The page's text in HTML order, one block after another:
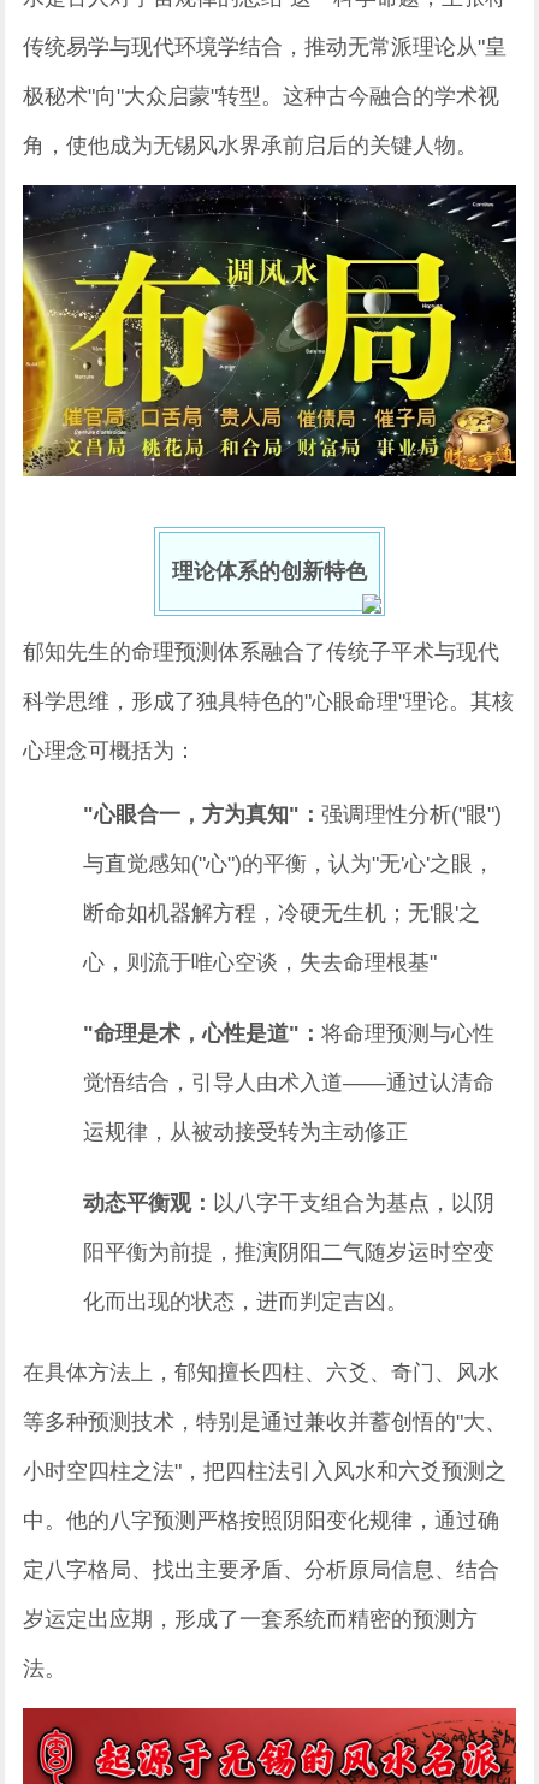
传统易学与现代环境学结合，推动无常派理论从"皇
极秘术"向"大众启蒙"转型。这种古今融合的学术视
角，使他成为无锡风水界承前启后的关键人物。
理论体系的创新特色
郁知先生的命理预测体系融合了传统子平术与现代
科学思维，形成了独具特色的"心眼命理"理论。其核
心理念可概括为：
"心眼合一，方为真知"：强调理性分析("眼")
与直觉感知("心")的平衡，认为"无'心'之眼，
断命如机器解方程，冷硬无生机；无'眼'之
心，则流于唯心空谈，失去命理根基"
"命理是术，心性是道"：将命理预测与心性
觉悟结合，引导人由术入道——通过认清命
运规律，从被动接受转为主动修正
动态平衡观： 以八字干支组合为基点，以阴
阳平衡为前提，推演阴阳二气随岁运时空变
化而出现的状态，进而判定吉凶。
在具体方法上，郁知擅长四柱、六爻、奇门、风水
等多种预测技术，特别是通过兼收并蓄创悟的"大、
小时空四柱之法"，把四柱法引入风水和六爻预测之
中。他的八字预测严格按照阴阳变化规律，通过确
定八字格局、找出主要矛盾、分析原局信息、结合
岁运定出应期，形成了一套系统而精密的预测方
法。